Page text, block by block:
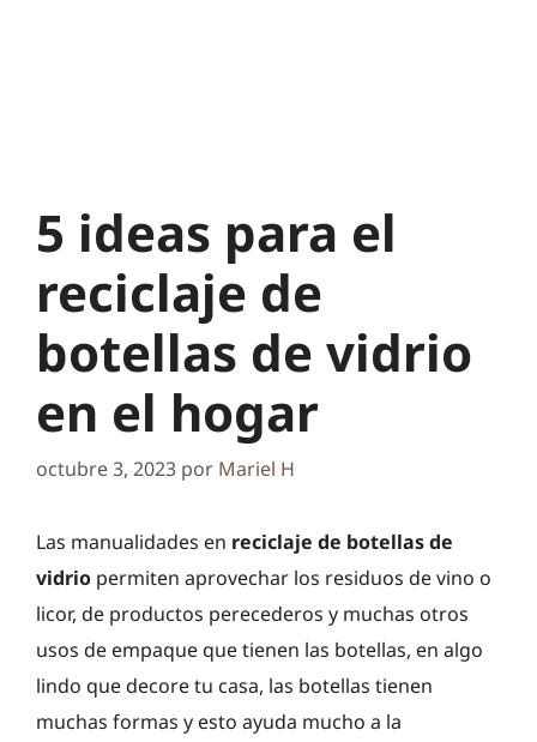
5 ideas para el
reciclaje de
botellas de vidrio
en el hogar
octubre 3, 2023 por Mariel H
Las manualidades en reciclaje de botellas de
vidrio permiten aprovechar los residuos de vino o
licor, de productos perecederos y muchas otros
usos de empaque que tienen las botellas, en algo
lindo que decore tu casa, las botellas tienen
muchas formas y esto ayuda mucho a la